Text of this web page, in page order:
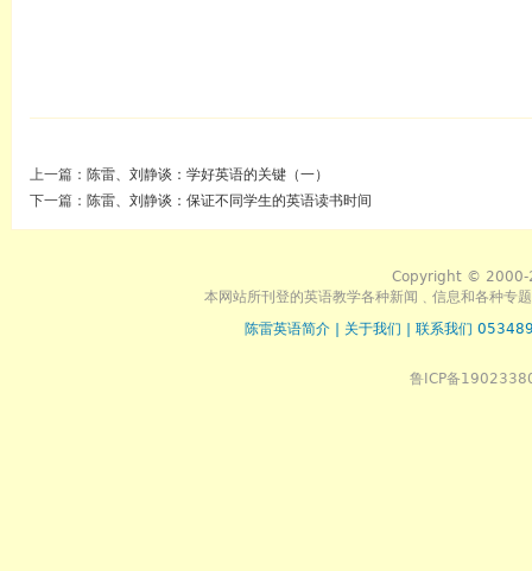
上一篇： 陈雷、刘静谈：学好英语的关键（一）
下一篇： 陈雷、刘静谈：保证不同学生的英语读书时间
Copyright © 2000-
本网站所刊登的英语教学各种新闻﹑信息和各种专
陈雷英语简介
关于我们 联系我们
鲁ICP备